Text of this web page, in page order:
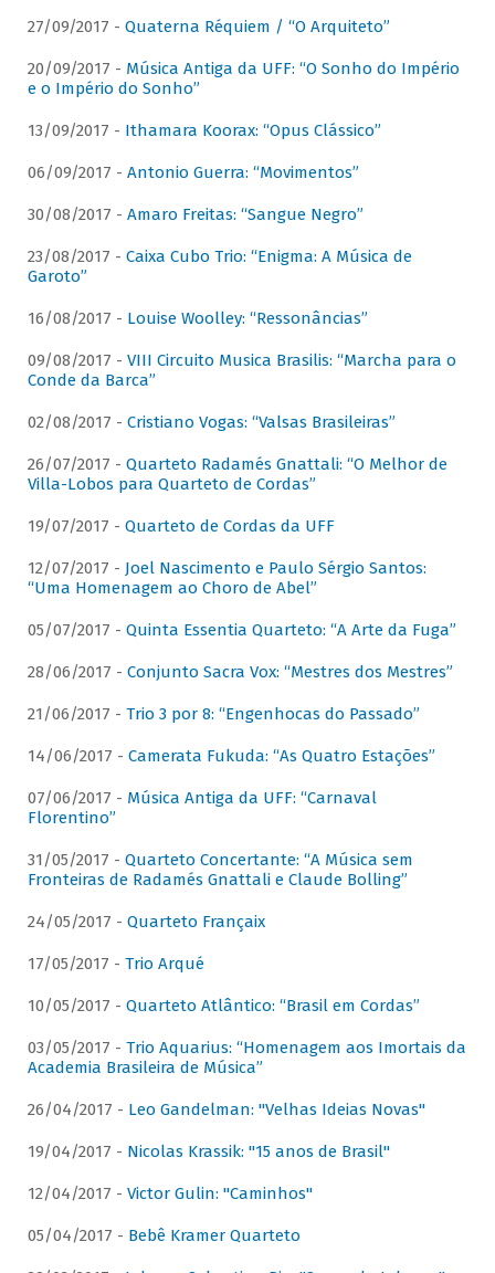
27/09/2017 - Quaterna Réquiem / “O Arquiteto”
20/09/2017 - Música Antiga da UFF: “O Sonho do Império
e o Império do Sonho”
13/09/2017 - Ithamara Koorax: “Opus Clássico”
06/09/2017 - Antonio Guerra: “Movimentos”
30/08/2017 - Amaro Freitas: “Sangue Negro”
23/08/2017 - Caixa Cubo Trio: “Enigma: A Música de
Garoto”
16/08/2017 - Louise Woolley: “Ressonâncias”
09/08/2017 - VIII Circuito Musica Brasilis: “Marcha para o
Conde da Barca”
02/08/2017 - Cristiano Vogas: “Valsas Brasileiras”
26/07/2017 - Quarteto Radamés Gnattali: “O Melhor de
Villa-Lobos para Quarteto de Cordas”
19/07/2017 - Quarteto de Cordas da UFF
12/07/2017 - Joel Nascimento e Paulo Sérgio Santos:
“Uma Homenagem ao Choro de Abel”
05/07/2017 - Quinta Essentia Quarteto: “A Arte da Fuga”
28/06/2017 - Conjunto Sacra Vox: “Mestres dos Mestres”
21/06/2017 - Trio 3 por 8: “Engenhocas do Passado”
14/06/2017 - Camerata Fukuda: “As Quatro Estações”
07/06/2017 - Música Antiga da UFF: “Carnaval
Florentino”
31/05/2017 - Quarteto Concertante: “A Música sem
Fronteiras de Radamés Gnattali e Claude Bolling”
24/05/2017 - Quarteto Françaix
17/05/2017 - Trio Arqué
10/05/2017 - Quarteto Atlântico: “Brasil em Cordas”
03/05/2017 - Trio Aquarius: “Homenagem aos Imortais da
Academia Brasileira de Música”
26/04/2017 - Leo Gandelman: "Velhas Ideias Novas"
19/04/2017 - Nicolas Krassik: "15 anos de Brasil"
12/04/2017 - Victor Gulin: "Caminhos"
05/04/2017 - Bebê Kramer Quarteto